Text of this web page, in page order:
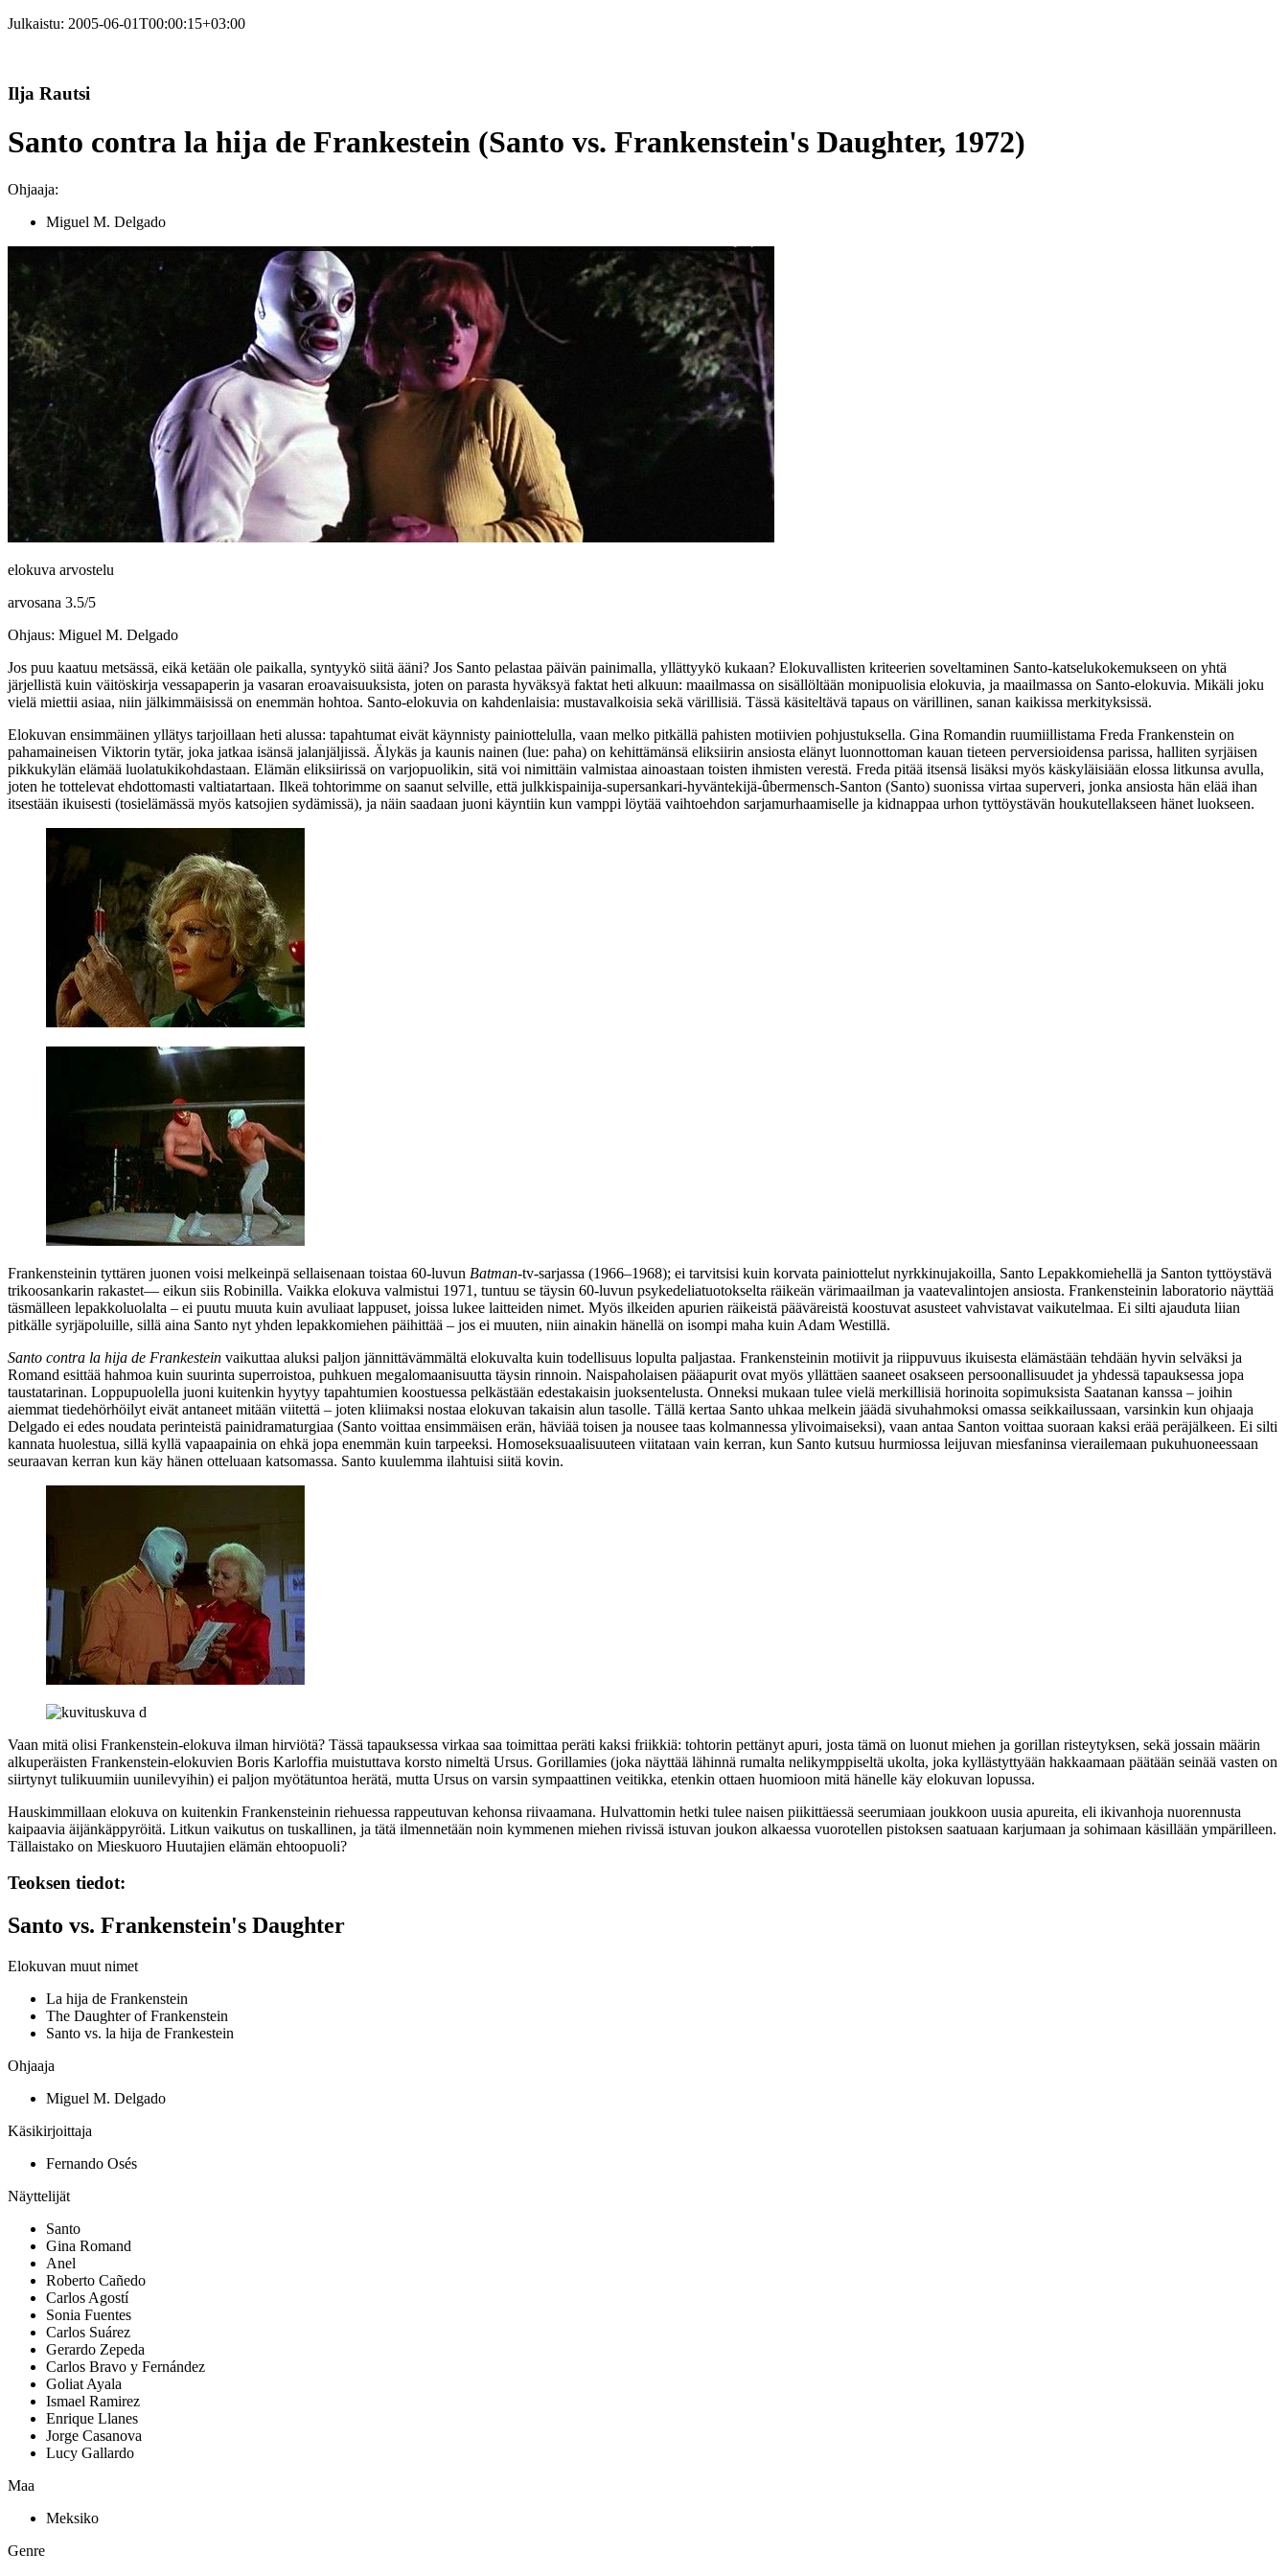
Julkaistu: 2005-06-01T00:00:15+03:00
Ilja Rautsi
Santo contra la hija de Frankestein (Santo vs. Frankenstein's Daughter, 1972)
Ohjaaja:
Miguel M. Delgado
elokuva arvostelu
arvosana 3.5/5
Ohjaus: Miguel M. Delgado
Jos puu kaatuu metsässä, eikä ketään ole paikalla, syntyykö siitä ääni? Jos Santo pelastaa päivän painimalla, yllättyykö kukaan? Elokuvallisten kriteerien soveltaminen Santo-katselukokemukseen on yhtä
järjellistä kuin väitöskirja vessapaperin ja vasaran eroavaisuuksista, joten on parasta hyväksyä faktat heti alkuun: maailmassa on sisällöltään monipuolisia elokuvia, ja maailmassa on Santo-elokuvia. Mikäli joku
vielä miettii asiaa, niin jälkimmäisissä on enemmän hohtoa. Santo-elokuvia on kahdenlaisia: mustavalkoisia sekä värillisiä. Tässä käsiteltävä tapaus on värillinen, sanan kaikissa merkityksissä.
Elokuvan ensimmäinen yllätys tarjoillaan heti alussa: tapahtumat eivät käynnisty painiottelulla, vaan melko pitkällä pahisten motiivien pohjustuksella. Gina Romandin ruumiillistama Freda Frankenstein on
pahamaineisen Viktorin tytär, joka jatkaa isänsä jalanjäljissä. Älykäs ja kaunis nainen (lue: paha) on kehittämänsä eliksiirin ansiosta elänyt luonnottoman kauan tieteen perversioidensa parissa, halliten syrjäisen
pikkukylän elämää luolatukikohdastaan. Elämän eliksiirissä on varjopuolikin, sitä voi nimittäin valmistaa ainoastaan toisten ihmisten verestä. Freda pitää itsensä lisäksi myös käskyläisiään elossa litkunsa avulla,
joten he tottelevat ehdottomasti valtiatartaan. Ilkeä tohtorimme on saanut selville, että julkkispainija-supersankari-hyväntekijä-ûbermensch-Santon (Santo) suonissa virtaa superveri, jonka ansiosta hän elää ihan
itsestään ikuisesti (tosielämässä myös katsojien sydämissä), ja näin saadaan juoni käyntiin kun vamppi löytää vaihtoehdon sarjamurhaamiselle ja kidnappaa urhon tyttöystävän houkutellakseen hänet luokseen.
Frankensteinin tyttären juonen voisi melkeinpä sellaisenaan toistaa 60‑luvun Batman-tv‑sarjassa (1966–1968); ei tarvitsisi kuin korvata painiottelut nyrkkinujakoilla, Santo Lepakkomiehellä ja Santon tyttöystävä
trikoosankarin rakastet— eikun siis Robinilla. Vaikka elokuva valmistui 1971, tuntuu se täysin 60‑luvun psykedeliatuotokselta räikeän värimaailman ja vaatevalintojen ansiosta. Frankensteinin laboratorio näyttää
täsmälleen lepakkoluolalta – ei puutu muuta kuin avuliaat lappuset, joissa lukee laitteiden nimet. Myös ilkeiden apurien räikeistä pääväreistä koostuvat asusteet vahvistavat vaikutelmaa. Ei silti ajauduta liian
pitkälle syrjäpoluille, sillä aina Santo nyt yhden lepakkomiehen päihittää – jos ei muuten, niin ainakin hänellä on isompi maha kuin Adam Westillä.
Santo contra la hija de Frankestein vaikuttaa aluksi paljon jännittävämmältä elokuvalta kuin todellisuus lopulta paljastaa. Frankensteinin motiivit ja riippuvuus ikuisesta elämästään tehdään hyvin selväksi ja
Romand esittää hahmoa kuin suurinta superroistoa, puhkuen megalomaanisuutta täysin rinnoin. Naispaholaisen pääapurit ovat myös yllättäen saaneet osakseen persoonallisuudet ja yhdessä tapauksessa jopa
taustatarinan. Loppupuolella juoni kuitenkin hyytyy tapahtumien koostuessa pelkästään edestakaisin juoksentelusta. Onneksi mukaan tulee vielä merkillisiä horinoita sopimuksista Saatanan kanssa – joihin
aiemmat tiedehörhöilyt eivät antaneet mitään viitettä – joten kliimaksi nostaa elokuvan takaisin alun tasolle. Tällä kertaa Santo uhkaa melkein jäädä sivuhahmoksi omassa seikkailussaan, varsinkin kun ohjaaja
Delgado ei edes noudata perinteistä painidramaturgiaa (Santo voittaa ensimmäisen erän, häviää toisen ja nousee taas kolmannessa ylivoimaiseksi), vaan antaa Santon voittaa suoraan kaksi erää peräjälkeen. Ei silti
kannata huolestua, sillä kyllä vapaapainia on ehkä jopa enemmän kuin tarpeeksi. Homoseksuaalisuuteen viitataan vain kerran, kun Santo kutsuu hurmiossa leijuvan miesfaninsa vierailemaan pukuhuoneessaan
seuraavan kerran kun käy hänen otteluaan katsomassa. Santo kuulemma ilahtuisi siitä kovin.
Vaan mitä olisi Frankenstein-elokuva ilman hirviötä? Tässä tapauksessa virkaa saa toimittaa peräti kaksi friikkiä: tohtorin pettänyt apuri, josta tämä on luonut miehen ja gorillan risteytyksen, sekä jossain määrin
alkuperäisten Frankenstein-elokuvien Boris Karloffia muistuttava korsto nimeltä Ursus. Gorillamies (joka näyttää lähinnä rumalta nelikymppiseltä ukolta, joka kyllästyttyään hakkaamaan päätään seinää vasten on
siirtynyt tulikuumiin uunilevyihin) ei paljon myötätuntoa herätä, mutta Ursus on varsin sympaattinen veitikka, etenkin ottaen huomioon mitä hänelle käy elokuvan lopussa.
Hauskimmillaan elokuva on kuitenkin Frankensteinin riehuessa rappeutuvan kehonsa riivaamana. Hulvattomin hetki tulee naisen piikittäessä seerumiaan joukkoon uusia apureita, eli ikivanhoja nuorennusta
kaipaavia äijänkäppyröitä. Litkun vaikutus on tuskallinen, ja tätä ilmennetään noin kymmenen miehen rivissä istuvan joukon alkaessa vuorotellen pistoksen saatuaan karjumaan ja sohimaan käsillään ympärilleen.
Tällaistako on Mieskuoro Huutajien elämän ehtoopuoli?
Teoksen tiedot:
Santo vs. Frankenstein's Daughter
Elokuvan muut nimet
La hija de Frankenstein
The Daughter of Frankenstein
Santo vs. la hija de Frankestein
Ohjaaja
Miguel M. Delgado
Käsikirjoittaja
Fernando Osés
Näyttelijät
Santo
Gina Romand
Anel
Roberto Cañedo
Carlos Agostí
Sonia Fuentes
Carlos Suárez
Gerardo Zepeda
Carlos Bravo y Fernández
Goliat Ayala
Ismael Ramirez
Enrique Llanes
Jorge Casanova
Lucy Gallardo
Maa
Meksiko
Genre